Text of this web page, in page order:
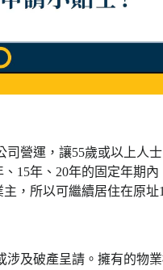
營運，讓55歲或以上人
15年、20年的固定年期
，所以可繼續居住在原址
及破產呈請。擁有的物業